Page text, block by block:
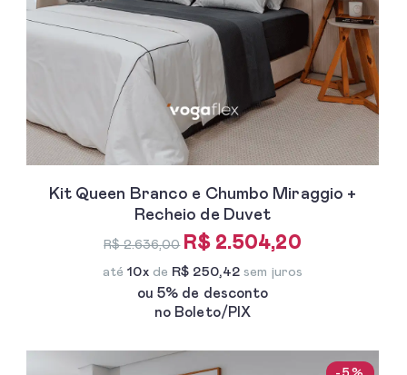
Kit Queen Branco e Chumbo Miraggio +
Recheio de Duvet
R$ 2.636,00 R$ 2.504,20
até10xde R$ 250,42 sem juros
ou 5% de desconto
no Boleto/PIX